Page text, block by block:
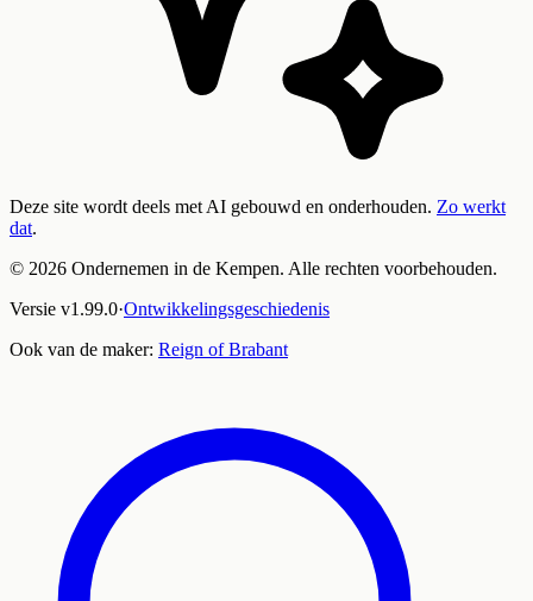
Deze site wordt deels met AI gebouwd en onderhouden. Zo werkt
dat.
© 2026 Ondernemen in de Kempen. Alle rechten voorbehouden.
Versie v1.99.0·Ontwikkelingsgeschiedenis
Ook van de maker: Reign of Brabant